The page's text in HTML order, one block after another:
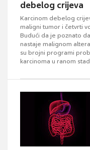
debelog crijeva
Karcinom debelog
maligni tumor i četvrti
Budući da je poznato
nastaje malignom
su brojni programi
karcinoma u ranom